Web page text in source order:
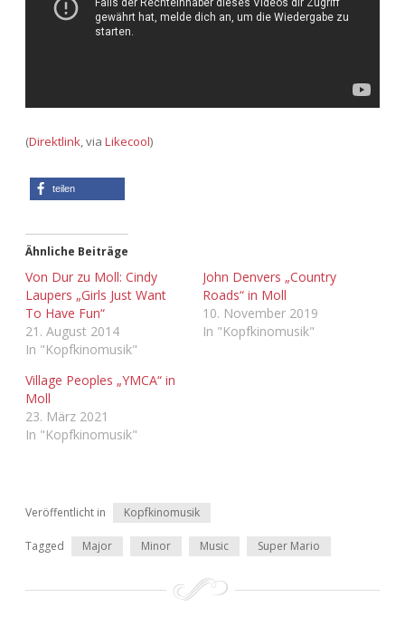
Adventskalender 2016
Adventskalender 2022
Adventskalender 2023
Adventskalender 2024
(Direktlink, via Likecool)
teilen
Ähnliche Beiträge
Von Dur zu Moll: Cindy
Laupers „Girls Just Want
To Have Fun“
21. August 2014
In "Kopfkinomusik"
John Denvers „Country
Roads“ in Moll
10. November 2019
In "Kopfkinomusik"
Village Peoples „YMCA“ in
Moll
23. März 2021
In "Kopfkinomusik"
Veröffentlicht in Kopfkinomusik
Tagged Major Minor Music Super Mario